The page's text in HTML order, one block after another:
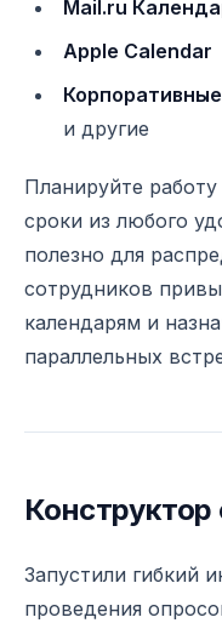
Mail.ru
Apple Calendar
и другие
Планируйте
сроки из любого
полезно для
сотрудников
календарям и
параллельных
Запустили гибкий
проведения